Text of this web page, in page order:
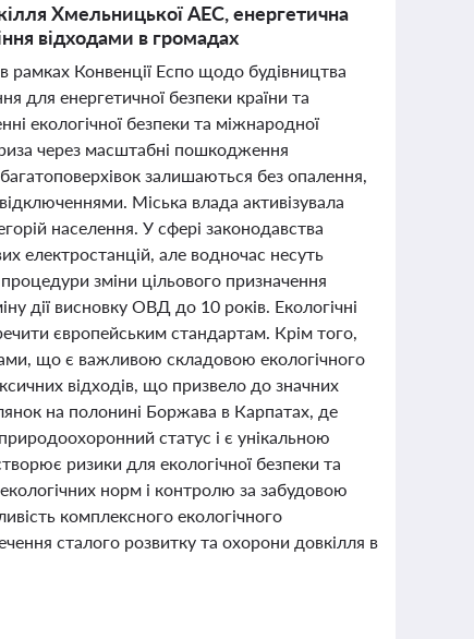
Хмельницької АЕС, енергетична
відходами в громадах
рамках Конвенції Еспо щодо будівництва
для енергетичної безпеки країни та
екологічної безпеки та міжнародної
через масштабні пошкодження
залишаються без опалення,
Міська влада активізувала
населення. У сфері законодавства
електростанцій, але водночас несуть
зміни цільового призначення
дії висновку ОВД до 10 років. Екологічні
європейським стандартам. Крім того,
що є важливою складовою екологічного
відходів, що призвело до значних
на полонині Боржава в Карпатах, де
статус і є унікальною
ризики для екологічної безпеки та
норм і контролю за забудовою
комплексного екологічного
сталого розвитку та охорони довкілля в